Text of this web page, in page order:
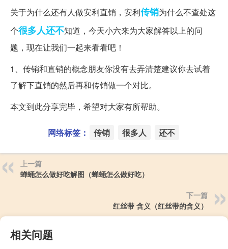
关于为什么还有人做安利直销，安利传销为什么不查处这
个很多人还不知道，今天小六来为大家解答以上的问
题，现在让我们一起来看看吧！
1、传销和直销的概念朋友你没有去弄清楚建议你去试着
了解下直销的然后再和传销做一个对比。
本文到此分享完毕，希望对大家有所帮助。
网络标签： 传销 很多人 还不
上一篇
蝉蛹怎么做好吃解图（蝉蛹怎么做好吃）
下一篇
红丝带 含义（红丝带的含义）
相关问题